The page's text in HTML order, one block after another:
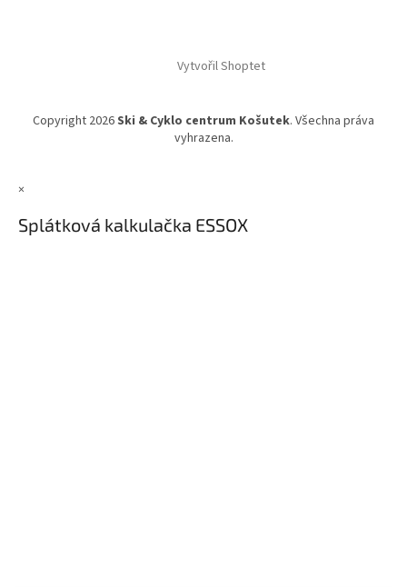
Vytvořil Shoptet
Copyright 2026Ski & Cyklo centrum Košutek. Všechna práva
vyhrazena.
×
Splátková kalkulačka ESSOX